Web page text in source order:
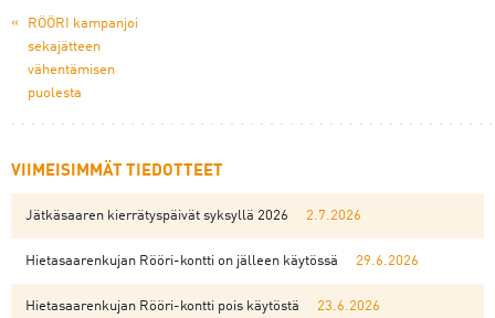
«
RÖÖRI kampanjoi
sekajätteen
vähentämisen
puolesta
VIIMEISIMMÄT TIEDOTTEET
Jätkäsaaren kierrätyspäivät syksyllä 2026 2.7.2026
Hietasaarenkujan Rööri-kontti on jälleen käytössä 29.6.2026
Hietasaarenkujan Rööri-kontti pois käytöstä 23.6.2026